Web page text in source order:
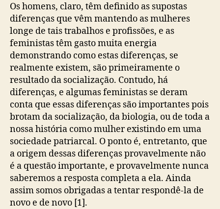
Os homens, claro, têm definido as supostas
diferenças que vêm mantendo as mulheres
longe de tais trabalhos e profissões, e as
feministas têm gasto muita energia
demonstrando como estas diferenças, se
realmente existem, são primeiramente o
resultado da socialização. Contudo, há
diferenças, e algumas feministas se deram
conta que essas diferenças são importantes pois
brotam da socialização, da biologia, ou de toda a
nossa história como mulher existindo em uma
sociedade patriarcal. O ponto é, entretanto, que
a origem dessas diferenças provavelmente não
é a questão importante, e provavelmente nunca
saberemos a resposta completa a ela. Ainda
assim somos obrigadas a tentar respondê-la de
novo e de novo [1].